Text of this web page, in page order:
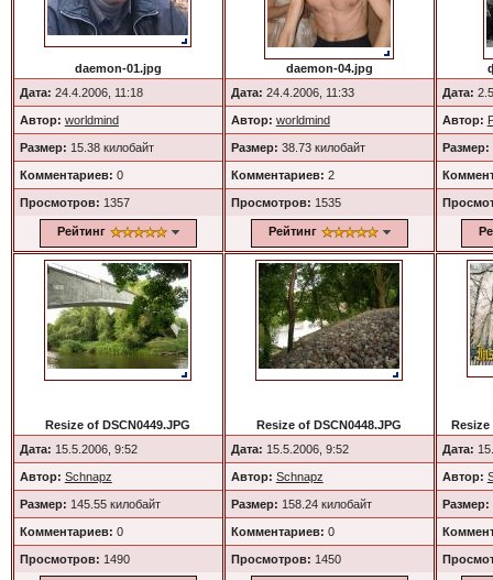
daemon-01.jpg
Дата: 24.4.2006, 11:18
Автор: worldmind
Размер: 15.38 килобайт
Комментариев: 0
Просмотров: 1357
Рейтинг
daemon-04.jpg
Дата: 24.4.2006, 11:33
Автор: worldmind
Размер: 38.73 килобайт
Комментариев: 2
Просмотров: 1535
Рейтинг
Дата:
Автор:
Размер:
Resize of DSCN0449.JPG
Дата: 15.5.2006, 9:52
Автор: Schnapz
Размер: 145.55 килобайт
Комментариев: 0
Просмотров: 1490
Resize of DSCN0448.JPG
Дата: 15.5.2006, 9:52
Автор: Schnapz
Размер: 158.24 килобайт
Комментариев: 0
Просмотров: 1450
Дата:
Автор:
Размер: